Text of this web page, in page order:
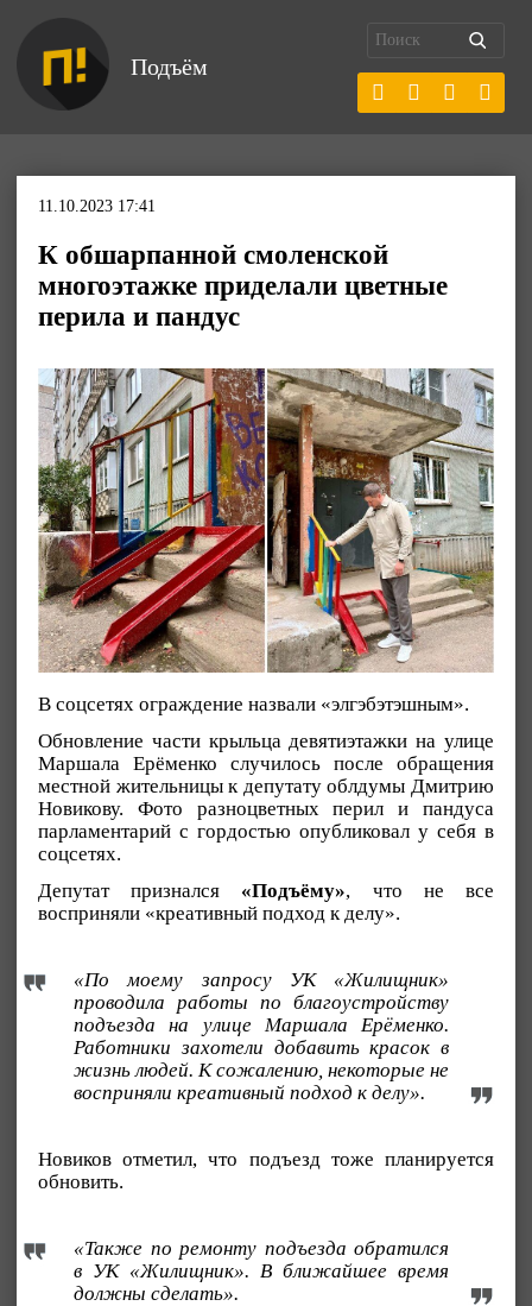
Подъём
11.10.2023 17:41
К обшарпанной смоленской
многоэтажке приделали цветные
перила и пандус
В соцсетях ограждение назвали «элгэбэтэшным».
Обновление части крыльца девятиэтажки на улице
Маршала Ерёменко случилось после обращения
местной жительницы к депутату облдумы Дмитрию
Новикову. Фото разноцветных перил и пандуса
парламентарий с гордостью опубликовал у себя в
соцсетях.
Депутат признался «Подъёму», что не все
восприняли «креативный подход к делу».
«По моему запросу УК «Жилищник»
проводила работы по благоустройству
подъезда на улице Маршала Ерёменко.
Работники захотели добавить красок в
жизнь людей. К сожалению, некоторые не
восприняли креативный подход к делу».
Новиков отметил, что подъезд тоже планируется
обновить.
«Также по ремонту подъезда обратился
в УК «Жилищник». В ближайшее время
должны сделать».